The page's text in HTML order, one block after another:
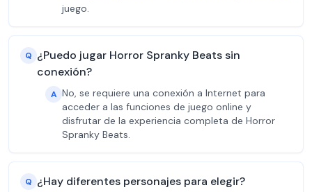
juego.
Q ¿Puedo jugar Horror Spranky Beats sin
conexión?
A No, se requiere una conexión a Internet para
acceder a las funciones de juego online y
disfrutar de la experiencia completa de Horror
Spranky Beats.
Q ¿Hay diferentes personajes para elegir?